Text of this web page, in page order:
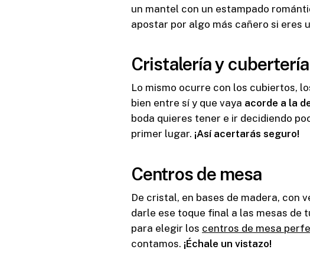
un mantel con un estampado
apostar por algo más cañero si eres
Cristalería y cubertería
Lo mismo ocurre con los cubiertos,
bien entre sí y que vaya acorde a la
boda quieres tener e ir decidiendo
primer lugar. ¡Así acertarás seguro!
Centros de mesa
De cristal, en bases de madera, con
darle ese toque final a las mesas de
para elegir los centros de mesa
contamos. ¡Échale un vistazo!